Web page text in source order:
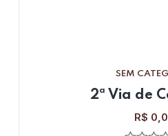
SEM
2ª Via de
R$